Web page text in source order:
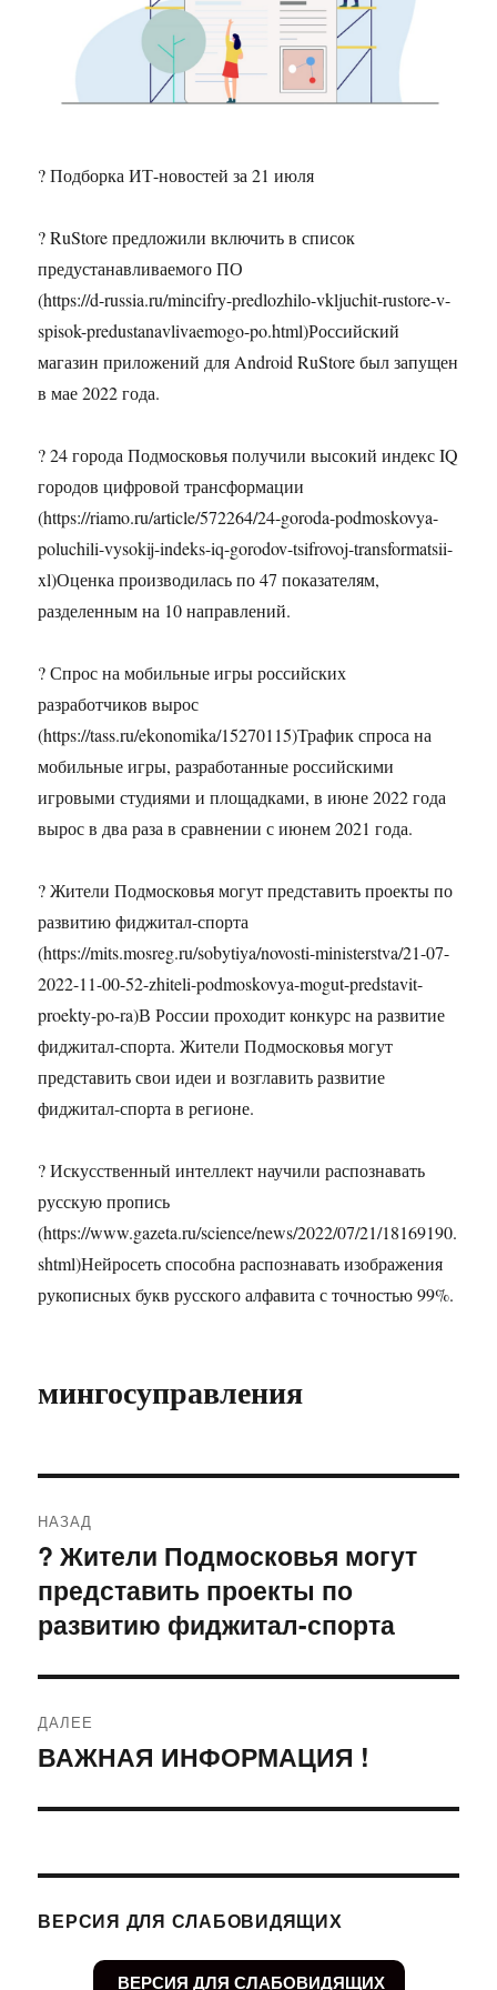
? Подборка ИТ-новостей за 21 июля
? RuStore предложили включить в список
предустанавливаемого ПО
(https://d-russia.ru/mincifry-predlozhilo-vkljuchit-rustore-v-
spisok-predustanavlivaemogo-po.html)Российский
магазин приложений для Android RuStore был запущен
в мае 2022 года.
? 24 города Подмосковья получили высокий индекс IQ
городов цифровой трансформации
(https://riamo.ru/article/572264/24-goroda-podmoskovya-
poluchili-vysokij-indeks-iq-gorodov-tsifrovoj-transformatsii-
xl)Оценка производилась по 47 показателям,
разделенным на 10 направлений.
? Спрос на мобильные игры российских
разработчиков вырос
(https://tass.ru/ekonomika/15270115)Трафик спроса на
мобильные игры, разработанные российскими
игровыми студиями и площадками, в июне 2022 года
вырос в два раза в сравнении с июнем 2021 года.
? Жители Подмосковья могут представить проекты по
развитию фиджитал-спорта
(https://mits.mosreg.ru/sobytiya/novosti-ministerstva/21-07-
2022-11-00-52-zhiteli-podmoskovya-mogut-predstavit-
proekty-po-ra)В России проходит конкурс на развитие
фиджитал-спорта. Жители Подмосковья могут
представить свои идеи и возглавить развитие
фиджитал-спорта в регионе.
? Искусственный интеллект научили распознавать
русскую пропись
(https://www.gazeta.ru/science/news/2022/07/21/18169190.
shtml)Нейросеть способна распознавать изображения
рукописных букв русского алфавита с точностью 99%.
мингосуправления
по
записям
НАЗАД
Предыдущая
запись:
? Жители Подмосковья могут
представить проекты по
развитию фиджитал-спорта
ДАЛЕЕ
Следующая
ВАЖНАЯ ИНФОРМАЦИЯ !
ВЕРСИЯ ДЛЯ СЛАБОВИДЯЩИХ
ВЕРСИЯ ДЛЯ СЛАБОВИДЯЩИХ